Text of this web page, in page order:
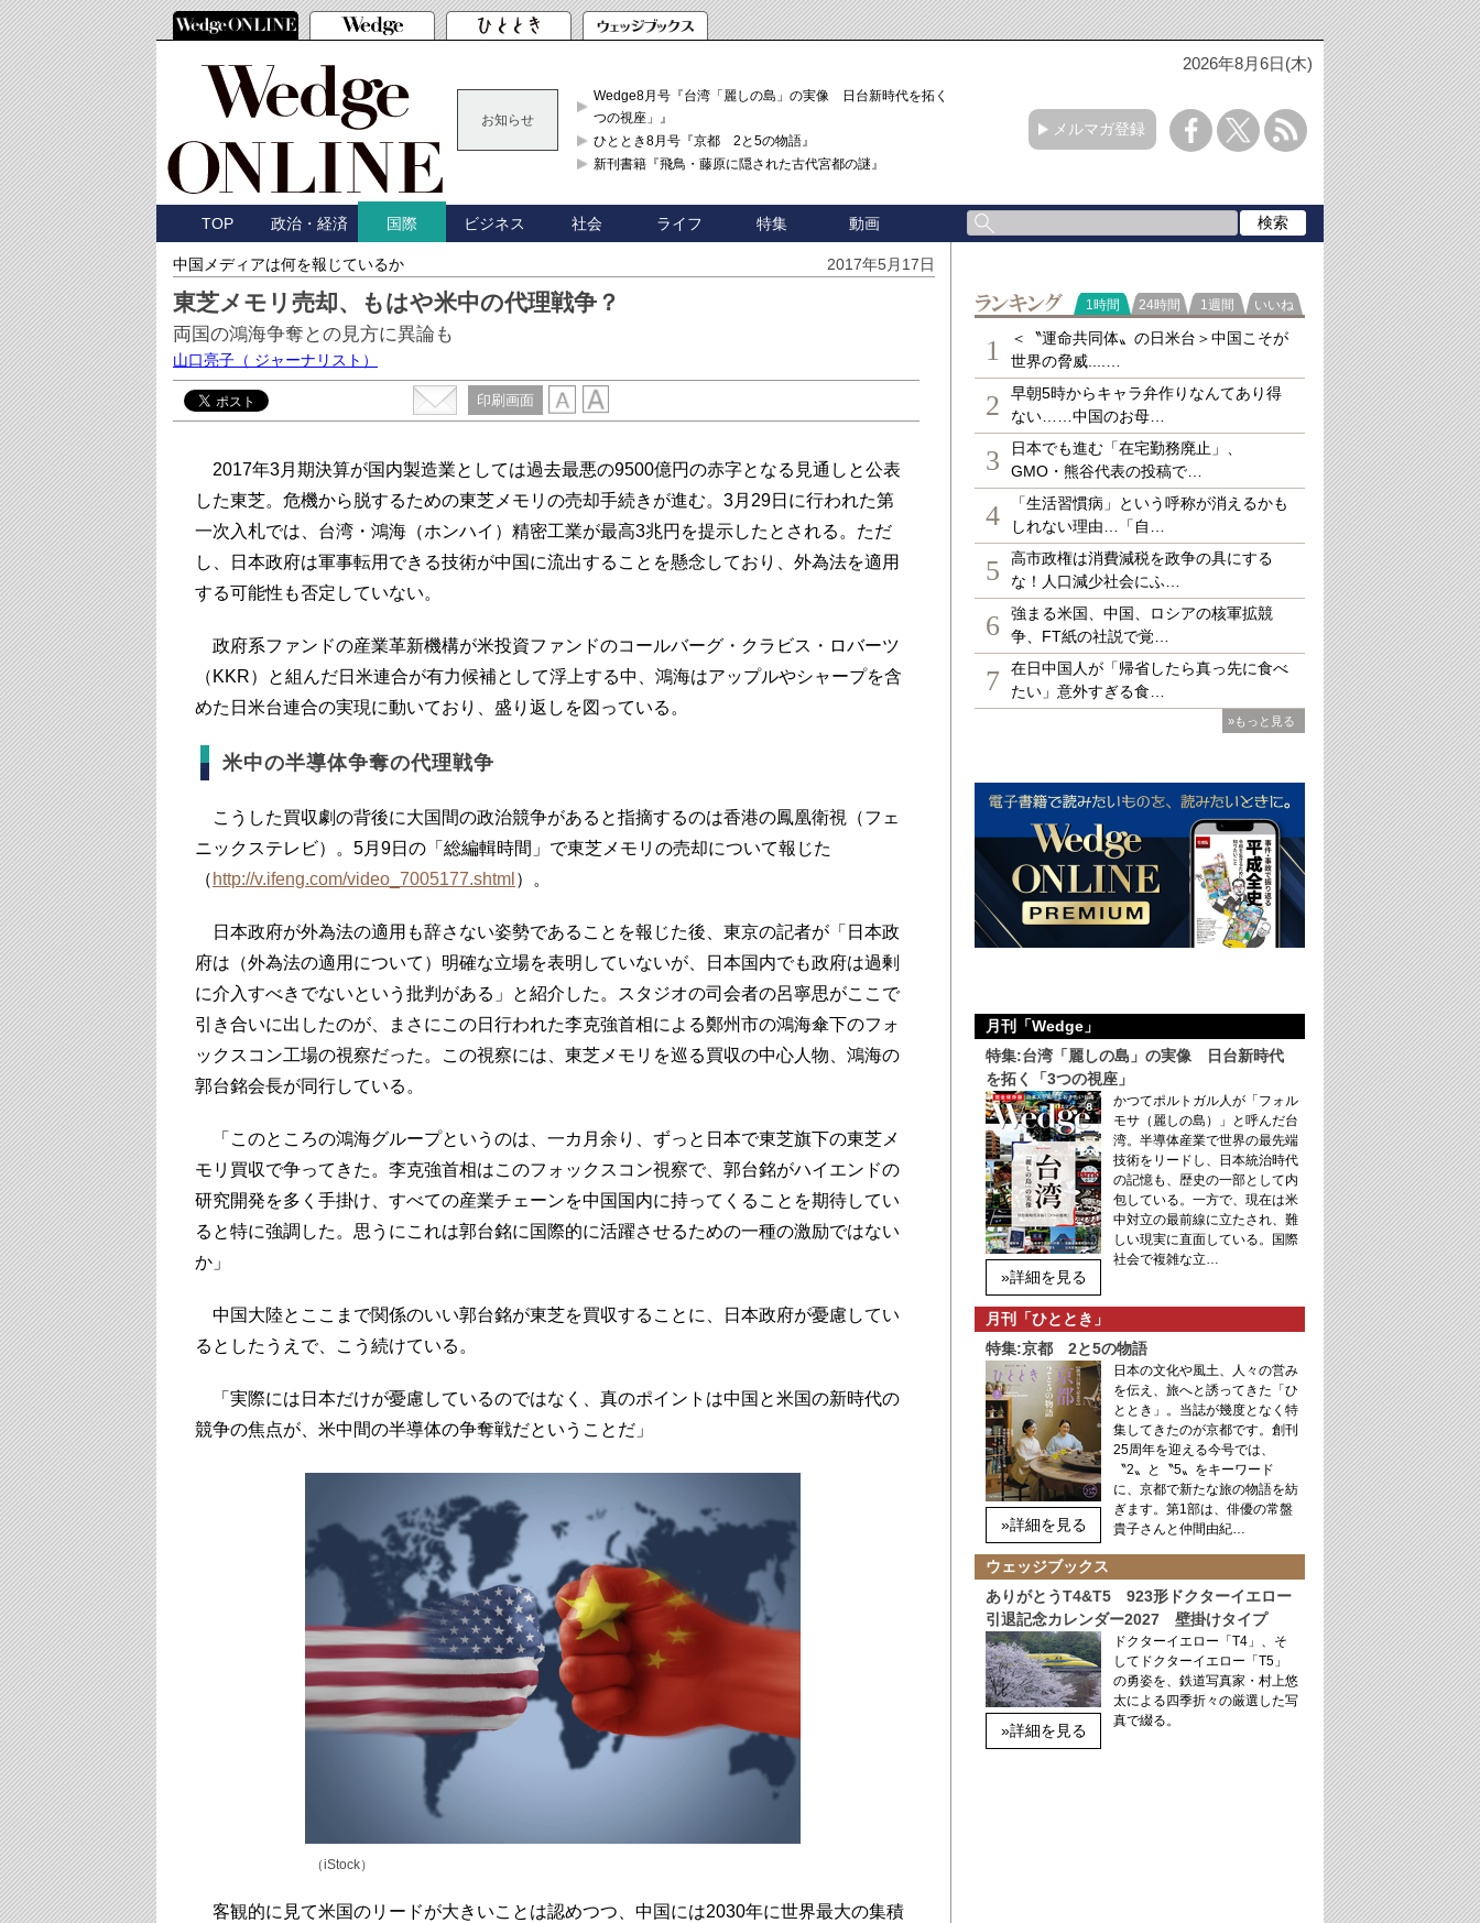
2026年8月6日(木)
お知らせ
Wedge8月号『台湾「麗しの島」の実像 日台新時代を拓く「3
つの視座」』
ひととき8月号『京都 2と5の物語』
新刊書籍『飛鳥・藤原に隠された古代宮都の謎』
メルマガ登録
TOP 政治・経済 国際 ビジネス 社会 ライフ 特集 動画
中国メディアは何を報じているか 2017年5月17日
東芝メモリ売却、もはや米中の代理戦争？
両国の鴻海争奪との見方に異論も
山口亮子 （ ジャーナリスト）
印刷画面
2017年3月期決算が国内製造業としては過去最悪の9500億円の赤字となる見通しと公表
した東芝。危機から脱するための東芝メモリの売却手続きが進む。3月29日に行われた第
一次入札では、台湾・鴻海（ホンハイ）精密工業が最高3兆円を提示したとされる。ただ
し、日本政府は軍事転用できる技術が中国に流出することを懸念しており、外為法を適用
する可能性も否定していない。
政府系ファンドの産業革新機構が米投資ファンドのコールバーグ・クラビス・ロバーツ
（KKR）と組んだ日米連合が有力候補として浮上する中、鴻海はアップルやシャープを含
めた日米台連合の実現に動いており、盛り返しを図っている。
米中の半導体争奪の代理戦争
こうした買収劇の背後に大国間の政治競争があると指摘するのは香港の鳳凰衛視（フェ
ニックステレビ）。5月9日の「総編輯時間」で東芝メモリの売却について報じた
（ http://v.ifeng.com/video_7005177.shtml ）。
日本政府が外為法の適用も辞さない姿勢であることを報じた後、東京の記者が「日本政
府は（外為法の適用について）明確な立場を表明していないが、日本国内でも政府は過剰
に介入すべきでないという批判がある」と紹介した。スタジオの司会者の呂寧思がここで
引き合いに出したのが、まさにこの日行われた李克強首相による鄭州市の鴻海傘下のフォ
ックスコン工場の視察だった。この視察には、東芝メモリを巡る買収の中心人物、鴻海の
郭台銘会長が同行している。
「このところの鴻海グループというのは、一カ月余り、ずっと日本で東芝旗下の東芝メ
モリ買収で争ってきた。李克強首相はこのフォックスコン視察で、郭台銘がハイエンドの
研究開発を多く手掛け、すべての産業チェーンを中国国内に持ってくることを期待してい
ると特に強調した。思うにこれは郭台銘に国際的に活躍させるための一種の激励ではない
か」
中国大陸とここまで関係のいい郭台銘が東芝を買収することに、日本政府が憂慮してい
るとしたうえで、こう続けている。
「実際には日本だけが憂慮しているのではなく、真のポイントは中国と米国の新時代の
競争の焦点が、米中間の半導体の争奪戦だということだ」
（iStock）
客観的に見て米国のリードが大きいことは認めつつ、中国には2030年に世界最大の集積
ランキング
1時間 24時間 1週間 いいね
1
＜〝運命共同体〟の日米台＞中国こそが
世界の脅威....…
2
早朝5時からキャラ弁作りなんてあり得
ない……中国のお母…
3
日本でも進む「在宅勤務廃止」、
GMO・熊谷代表の投稿で…
4
「生活習慣病」という呼称が消えるかも
しれない理由…「自…
5
高市政権は消費減税を政争の具にする
な！人口減少社会にふ…
6
強まる米国、中国、ロシアの核軍拡競
争、FT紙の社説で覚…
7
在日中国人が「帰省したら真っ先に食べ
たい」意外すぎる食…
»もっと見る
月刊「Wedge」
特集:台湾「麗しの島」の実像 日台新時代
を拓く「3つの視座」
»詳細を見る
かつてポルトガル人が「フォル
モサ（麗しの島）」と呼んだ台
湾。半導体産業で世界の最先端
技術をリードし、日本統治時代
の記憶も、歴史の一部として内
包している。一方で、現在は米
中対立の最前線に立たされ、難
しい現実に直面している。国際
社会で複雑な立…
月刊「ひととき」
特集:京都 2と5の物語
»詳細を見る
日本の文化や風土、人々の営み
を伝え、旅へと誘ってきた「ひ
ととき」。当誌が幾度となく特
集してきたのが京都です。創刊
25周年を迎える今号では、
〝2〟と〝5〟をキーワード
に、京都で新たな旅の物語を紡
ぎます。第1部は、俳優の常盤
貴子さんと仲間由紀…
ウェッジブックス
ありがとうT4&T5 923形ドクターイエロー
引退記念カレンダー2027 壁掛けタイプ
»詳細を見る
ドクターイエロー「T4」、そ
してドクターイエロー「T5」
の勇姿を、鉄道写真家・村上悠
太による四季折々の厳選した写
真で綴る。